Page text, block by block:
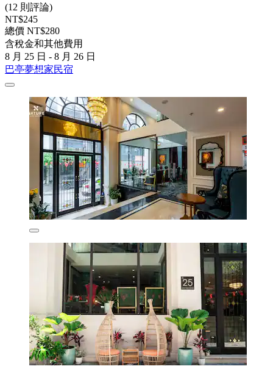
(12 則評論)
NT$245
總價 NT$280
含稅金和其他費用
8 月 25 日 - 8 月 26 日
巴亭夢想家民宿